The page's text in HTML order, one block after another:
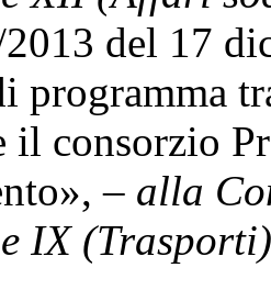
del 17
programma
il consorzio
– alla
IX